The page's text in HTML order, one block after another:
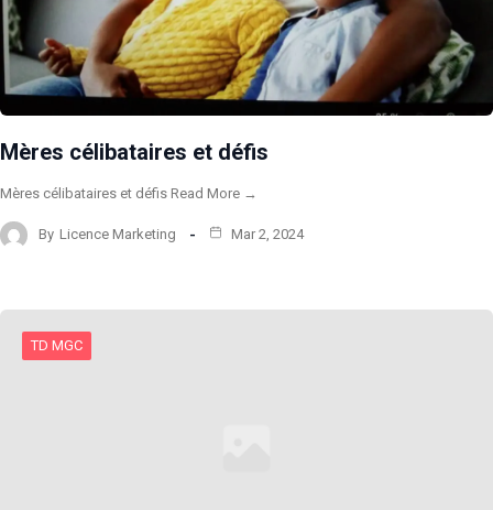
Mères célibataires et défis
Mères célibataires et défis Read More →
By Licence Marketing Mar 2, 2024
TD MGC